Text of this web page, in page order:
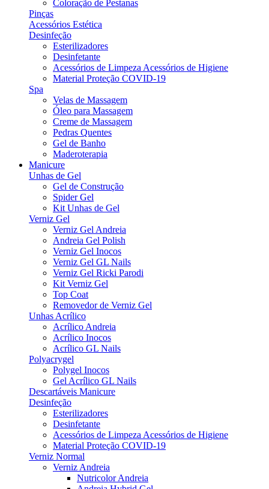
Coloração de Pestanas
Pinças
Acessórios Estética
Desinfeção
Esterilizadores
Desinfetante
Acessórios de Limpeza Acessórios de Higiene
Material Proteção COVID-19
Spa
Velas de Massagem
Óleo para Massagem
Creme de Massagem
Pedras Quentes
Gel de Banho
Maderoterapia
Manicure
Unhas de Gel
Gel de Construção
Spider Gel
Kit Unhas de Gel
Verniz Gel
Verniz Gel Andreia
Andreia Gel Polish
Verniz Gel Inocos
Verniz Gel GL Nails
Verniz Gel Ricki Parodi
Kit Verniz Gel
Top Coat
Removedor de Verniz Gel
Unhas Acrílico
Acrílico Andreia
Acrílico Inocos
Acrílico GL Nails
Polyacrygel
Polygel Inocos
Gel Acrílico GL Nails
Descartáveis Manicure
Desinfeção
Esterilizadores
Desinfetante
Acessórios de Limpeza Acessórios de Higiene
Material Proteção COVID-19
Verniz Normal
Verniz Andreia
Nutricolor Andreia